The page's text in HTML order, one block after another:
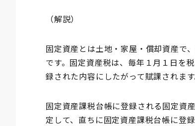
（解説）
固定資産とは土地・家屋・償却資産で
です。固定資産税は、毎年１月１日を
録された内容にしたがって賦課されます
固定資産課税台帳に登録される固定資
定して、直ちに固定資産課税台帳に登